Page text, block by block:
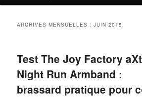
ARCHIVES MENSUELLES :JUIN 2015
Test The Joy Factory
Night Run Armband :
brassard pratique pour